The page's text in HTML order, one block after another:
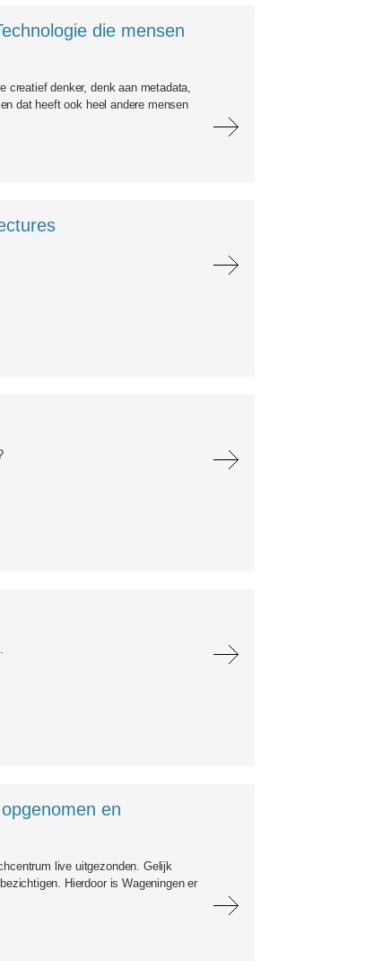
die mensen
creatief denker, denk aan metadata,
dat heeft ook heel andere mensen
en
live uitgezonden. Gelijk
Hierdoor is Wageningen er